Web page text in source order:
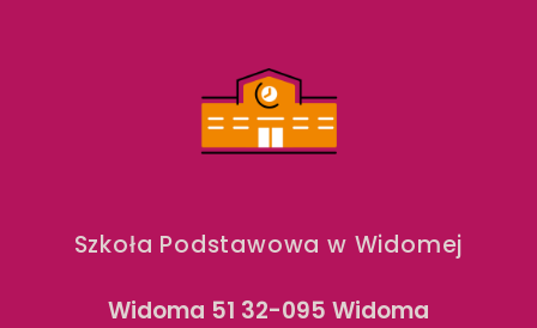
Szkoła Podstawowa w Widomej
Widoma 51 32-095 Widoma